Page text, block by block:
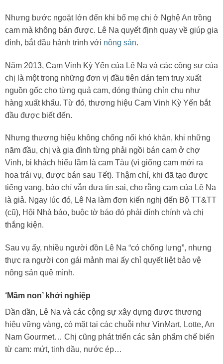
Nhưng bước ngoặt lớn đến khi bố mẹ chị ở Nghệ An trồng
cam mà không bán được. Lê Na quyết định quay về giúp gia
đình, bắt đầu hành trình với nông sản.
Năm 2013, Cam Vinh Kỳ Yến của Lê Na và các cộng sự của
chị là một trong những đơn vị đầu tiên dán tem truy xuất
nguồn gốc cho từng quả cam, đóng thùng chỉn chu như
hàng xuất khẩu. Từ đó, thương hiệu Cam Vinh Kỳ Yến bắt
đầu được biết đến.
Nhưng thương hiệu không chống nổi khó khăn, khi những
năm đầu, chị và gia đình từng phải ngồi bán cam ở chợ
Vinh, bị khách hiểu lầm là cam Tàu (vì giống cam mới ra
hoa trái vụ, được bán sau Tết). Thậm chí, khi đã tạo được
tiếng vang, báo chí vẫn đưa tin sai, cho rằng cam của Lê Na
là giả. Ngay lúc đó, Lê Na làm đơn kiến nghị đến Bộ TT&TT
(cũ), Hội Nhà báo, buộc tờ báo đó phải đính chính và chị
thắng kiện.
Sau vụ ấy, nhiều người đồn Lê Na “có chống lưng”, nhưng
thực ra người con gái mảnh mai ấy chỉ quyết liệt bảo vệ
nông sản quê mình.
‘Mầm non’ khởi nghiệp
Dần dần, Lê Na và các cộng sự xây dựng được thương
hiệu vững vàng, có mặt tại các chuỗi như VinMart, Lotte, An
Nam Gourmet… Chị cũng phát triển các sản phẩm chế biến
từ cam: mứt, tinh dầu, nước ép…